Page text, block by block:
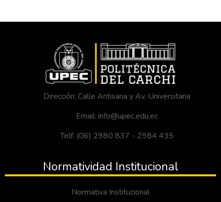
Dirección: Calle Antisana y Av. Universitaria
Email: info@upec.edu.ec
Telf: (06) 2980 837 - 2984 435
Normatividad Institucional
Normativa Institucional